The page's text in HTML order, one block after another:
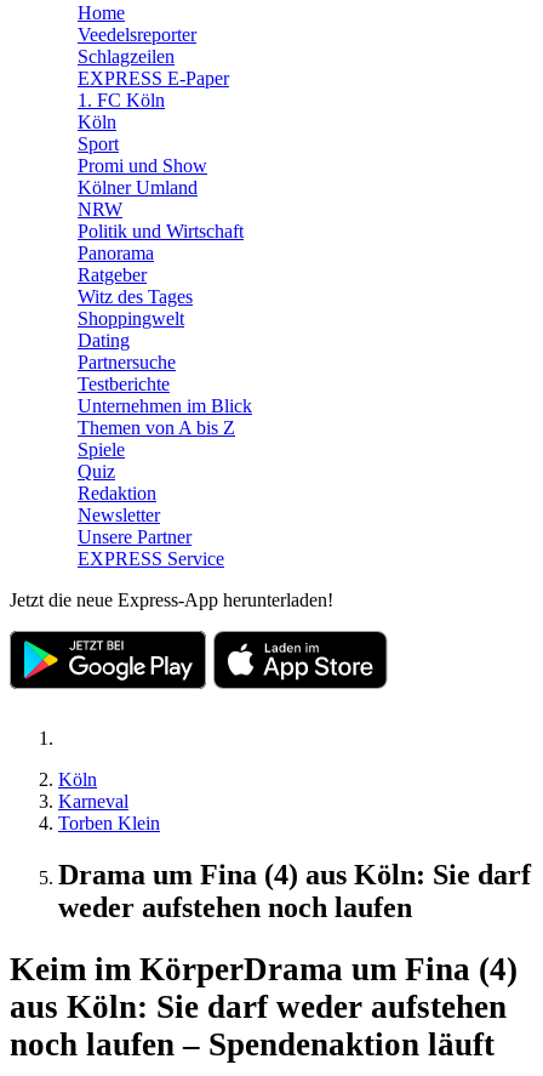
🛒 Shoppingwelt
Home
Veedelsreporter
Schlagzeilen
EXPRESS E-Paper
1. FC Köln
Köln
Sport
Promi und Show
Kölner Umland
NRW
Politik und Wirtschaft
Panorama
Ratgeber
Witz des Tages
Shoppingwelt
Dating
Partnersuche
Testberichte
Unternehmen im Blick
Themen von A bis Z
Spiele
Quiz
Redaktion
Newsletter
Unsere Partner
EXPRESS Service
Jetzt die neue Express-App herunterladen!
Köln
Karneval
Torben Klein
Drama um Fina (4) aus Köln: Sie darf
weder aufstehen noch laufen
Keim im KörperDrama um Fina (4)
aus Köln: Sie darf weder aufstehen
noch laufen – Spendenaktion läuft